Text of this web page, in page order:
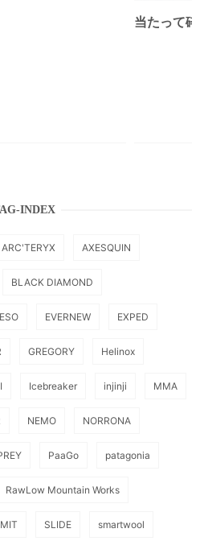
当たって砕
INDEX
ARC'TERYX AXESQUIN
BLACK DIAMOND
EVERNEW EXPED
GREGORY Helinox
Icebreaker injinji MMA
NEMO NORRONA
PaaGo patagonia
RawLow Mountain Works
SLIDE smartwool